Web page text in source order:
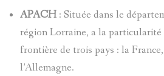
APACH : Située dans le
région Lorraine, a la particularité
frontière de trois pays : la
l’Allemagne.